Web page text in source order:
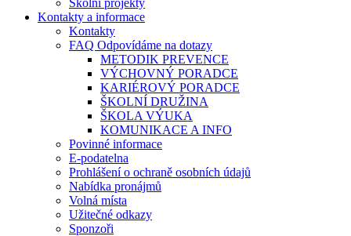
Školní projekty
Kontakty a informace
Kontakty
FAQ Odpovídáme na dotazy
METODIK PREVENCE
VÝCHOVNÝ PORADCE
KARIÉROVÝ PORADCE
ŠKOLNÍ DRUŽINA
ŠKOLA VÝUKA
KOMUNIKACE A INFO
Povinné informace
E-podatelna
Prohlášení o ochraně osobních údajů
Nabídka pronájmů
Volná místa
Užitečné odkazy
Sponzoři